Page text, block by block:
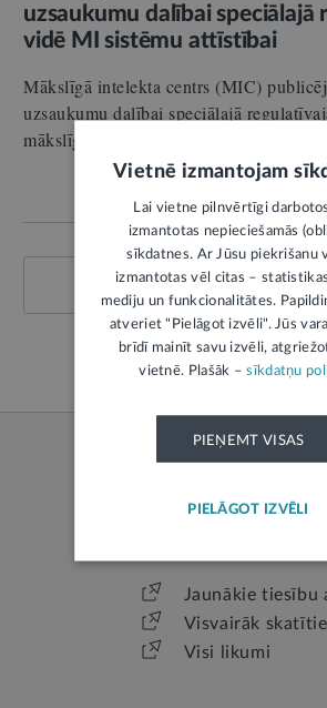
uzsaukumu dalībai speciālajā
vidē MI sistēmu attīstībai
Mākslīgā intelekta centrs (MIC)
uzsaukumu dalībai speciālajā
mākslīgā intelekta (MI) sistēmu
UZ NĀKAMO LAPU
1. no 1
Jaunākie tiesību
Visvairāk skatītie
Visi likumi
Vietnē izmantojam
Lai vietne pilnvērtīgi
izmantotas nepieciešamās
sīkdatnes. Ar Jūsu piekrišanu
izmantotas vēl citas –
mediju un funkcionalitātes.
atveriet "Pielāgot izvēli". Jūs
brīdī mainīt savu izvēli,
vietnē. Plašāk –sīkdatņu
PIEŅEMT VISAS
PIELĀGOT IZVĒLI